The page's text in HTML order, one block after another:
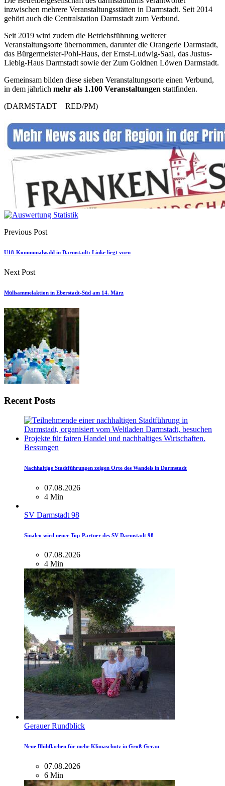
inzwischen mehrere Veranstaltungsstätten in Darmstadt. Seit 2014
gehört auch die Centralstation Darmstadt zum Verbund.
Seit 2019 wird zudem die Betriebsführung weiterer
Veranstaltungsorte übernommen, darunter die Orangerie Darmstadt,
das Bürgermeister-Pohl-Haus, der Ernst-Ludwig-Saal, das Justus-
Liebig-Haus Darmstadt sowie der Zum Goldnen Löwen Darmstadt.
Gemeinsam bilden diese sieben Veranstaltungsorte einen Verbund,
in dem jährlich mehr als 1.100 Veranstaltungen stattfinden.
(DARMSTADT – RED/PM)
Previous Post
U18-Kommunalwahl in Darmstadt: Linke liegt vorn
Next Post
Müllsammelaktion in Eberstadt-Süd am 14. März
Recent Posts
Bessungen
Nachhaltige Stadtführungen zeigen Orte des Wandels in Darmstadt
07.08.2026
4 Min
SV Darmstadt 98
Sinalco wird neuer Top-Partner des SV Darmstadt 98
07.08.2026
4 Min
Gerauer Rundblick
Neue Blühflächen für mehr Klimaschutz in Groß-Gerau
07.08.2026
6 Min